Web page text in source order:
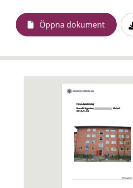
Öppna dokument